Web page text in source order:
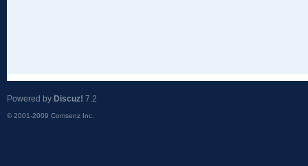
Powered by Discuz! 7.2
© 2001-2009 Comsenz Inc.